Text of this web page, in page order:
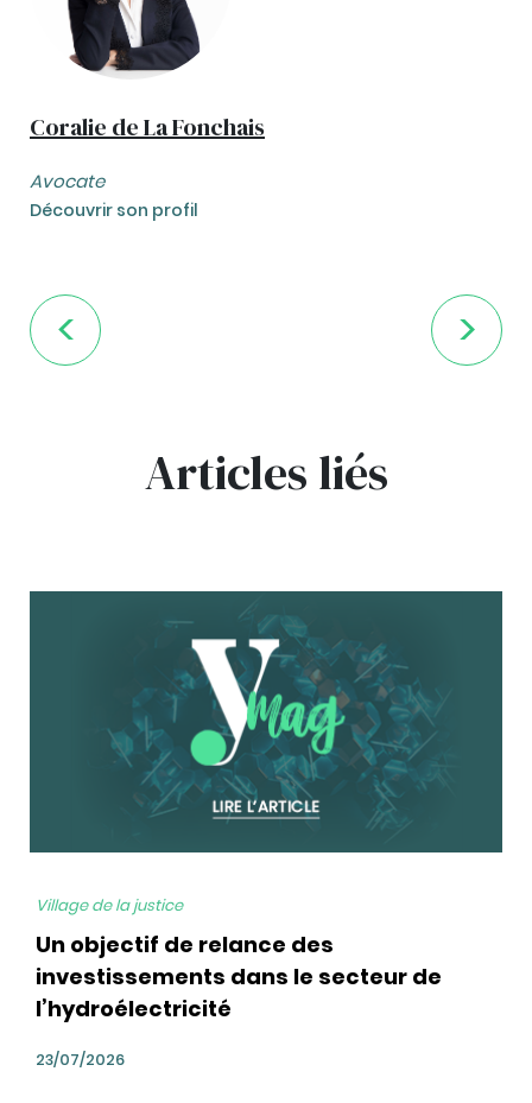
Coralie de La Fonchais
Avocate
Découvrir son profil
Articles liés
Village de la justice
Un objectif de relance des
investissements dans le secteur de
l’hydroélectricité
23/07/2026